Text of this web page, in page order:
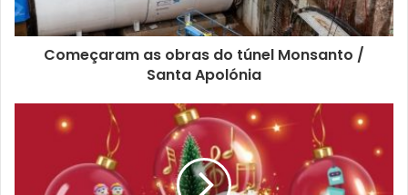
no dia 15 de Dezembro e prolonga-se até dia 2 de Janeiro.
Começaram as obras do túnel Monsanto /
Santa Apolónia